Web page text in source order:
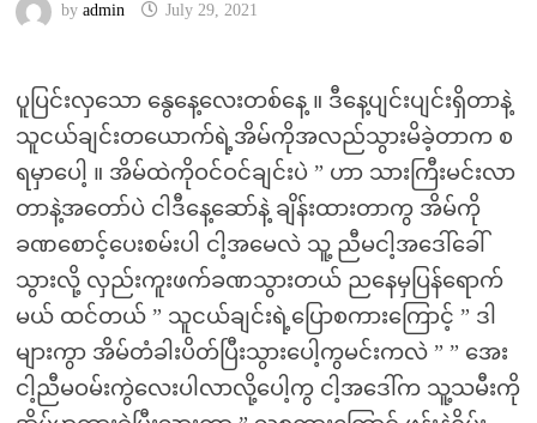
by admin July 29, 2021
ပူပြင်းလှသော နွေနေ့လေးတစ်နေ့ ။ ဒီနေ့ပျင်းပျင်းရှိတာနဲ့
သူငယ်ချင်းတယောက်ရဲ့အိမ်ကိုအလည်သွားမိခဲ့တာက စ
ရမှာပေါ့ ။ အိမ်ထဲကိုဝင်ဝင်ချင်းပဲ ” ဟာ သားကြီးမင်းလာ
တာနဲ့အတော်ပဲ ငါဒီနေ့ဆော်နဲ့ ချိန်းထားတာကွ အိမ်ကို
ခဏစောင့်ပေးစမ်းပါ ငါ့အမေလဲ သူ့ ညီမငါ့အဒေါ်ခေါ်
သွားလို့ လှည်းကူးဖက်ခဏသွားတယ် ညနေမှပြန်ရောက်
မယ် ထင်တယ် ” သူငယ်ချင်းရဲ့ပြောစကားကြောင့် ” ဒါ
များကွာ အိမ်တံခါးပိတ်ပြီးသွားပေါ့ကွမင်းကလဲ ” ” အေး
ငါ့ညီမဝမ်းကွဲလေးပါလာလို့ပေါ့ကွ ငါ့အဒေါ်က သူ့သမီးကို